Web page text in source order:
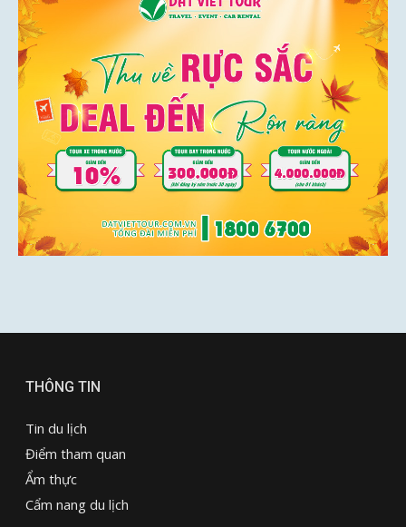
THÔNG TIN
Tin du lịch
Điểm tham quan
Ẩm thực
Cẩm nang du lịch